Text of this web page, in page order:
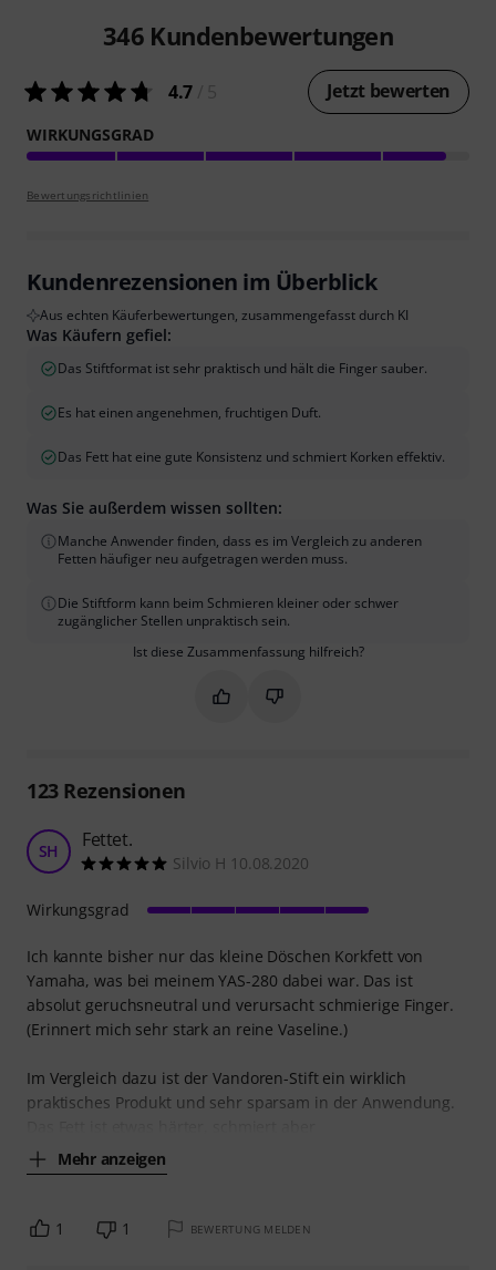
346 Kundenbewertungen
4.7 Jetzt bewerten
WIRKUNGSGRAD
Bewertungsrichtlinien
Kundenrezensionen im Überblick
Aus echten Käuferbewertungen, zusammengefasst durch KI
Was Käufern gefiel:
Das Stiftformat ist sehr praktisch und hält die Finger sauber.
Es hat einen angenehmen, fruchtigen Duft.
Das Fett hat eine gute Konsistenz und schmiert Korken effektiv.
Was Sie außerdem wissen sollten:
Manche Anwender finden, dass es im Vergleich zu anderen
Fetten häufiger neu aufgetragen werden muss.
Die Stiftform kann beim Schmieren kleiner oder schwer
zugänglicher Stellen unpraktisch sein.
Ist diese Zusammenfassung hilfreich?
Markieren Sie diese
Markieren Sie diese
123Rezensionen
SH Fettet.
Silvio H 10.08.2020
Ich kannte bisher nur das kleine Döschen Korkfett von
Yamaha, was bei meinem YAS-280 dabei war. Das ist
absolut geruchsneutral und verursacht schmierige Finger.
(Erinnert mich sehr stark an reine Vaseline.)
Im Vergleich dazu ist der Vandoren-Stift ein wirklich
praktisches Produkt und sehr sparsam in der Anwendung.
Mehr anzeigen
Wirkungsgrad
1 1 BEWERTUNG MELDEN